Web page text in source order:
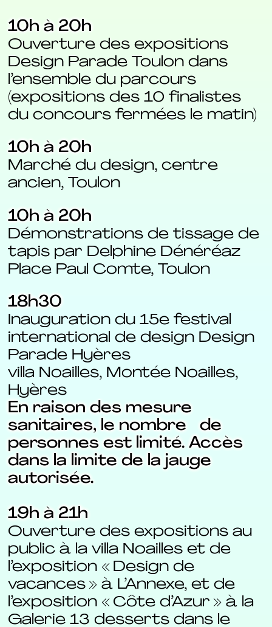
10h à 20h
Ouverture des expositions
Design Parade Toulon dans
l’ensemble du parcours
(expositions des 10 finalistes
du concours fermées le matin)
10h à 20h
Marché du design, centre
ancien, Toulon
10h à 20h
Démonstrations de tissage de
tapis par Delphine Dénéréaz
Place Paul Comte, Toulon
18h30
Inauguration du 15e festival
international de design Design
Parade Hyères
villa Noailles, Montée Noailles,
Hyères
En raison des mesure
sanitaires, le nombre de
personnes est limité. Accès
dans la limite de la jauge
autorisée.
19h à 21h
Ouverture des expositions au
public à la villa Noailles et de
l’exposition « Design de
vacances » à L’Annexe, et de
l’exposition « Côte d’Azur » à la
Galerie 13 desserts dans le